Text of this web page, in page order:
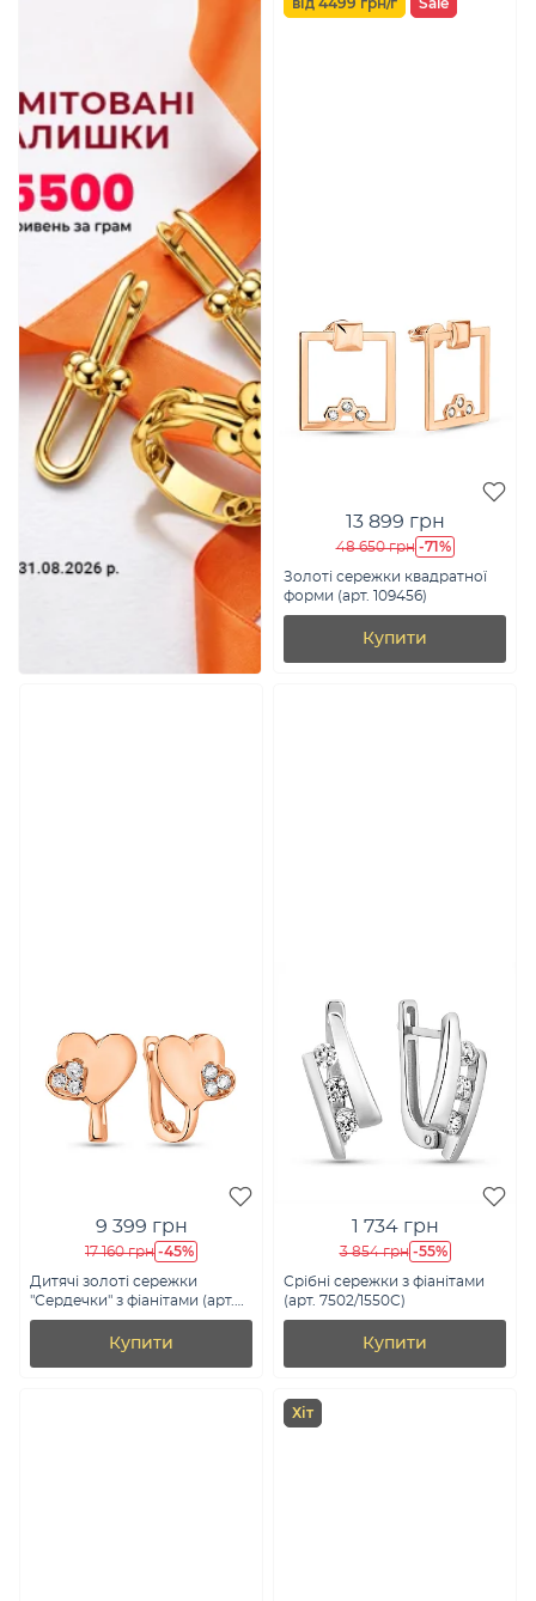
13 899 грн
48 650 грн -71%
Золоті сережки квадратної
форми (арт. 109456)
Купити
9 399 грн
17 160 грн -45%
Дитячі золоті сережки
"Сердечки" з фіанітами (арт.
109367)
Купити
1 734 грн
3 854 грн -55%
Срібні сережки з фіанітами
(арт. 7502/1550С)
Купити
Хіт